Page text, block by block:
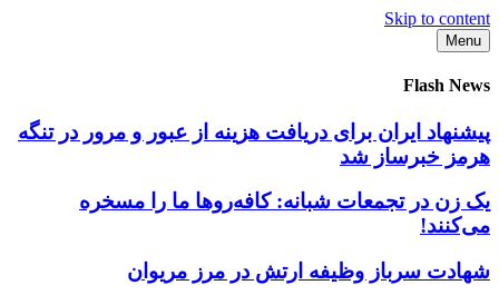
Skip to content
Menu
Flash News
پیشنهاد ایران برای دریافت هزینه از عبور و مرور در تنگه
هرمز خبرساز شد
یک زن در تجمعات شبانه: کافه‌روها ما را مسخره
می‌کنند!
شهادت سرباز وظیفه ارتش در مرز مریوان